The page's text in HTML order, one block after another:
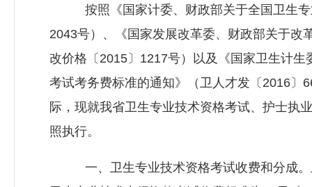
按照《国家计委、财政部关于全国卫生专
2043号）、《国家发展改革委、财政部关于改
改价格〔2015〕1217号）以及《国家卫生计
考试考务费标准的通知》（卫人才发〔2016〕
际，现就我省卫生专业技术资格考试、护士执
照执行。
一、卫生专业技术资格考试收费和分成。